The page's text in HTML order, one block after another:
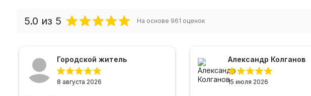
5.0 из 5 На основе 961 оценок
Городской житель
8 августа 2026
Александр Колганов
15 июля 2026